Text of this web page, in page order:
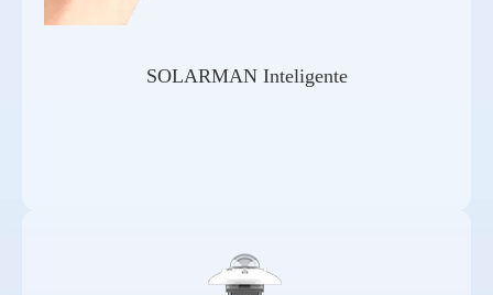
SOLARMAN Inteligente